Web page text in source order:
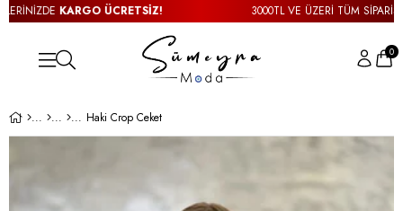
KARGO ÜCRETSİZ! 3000TL VE ÜZERİ TÜM
0
Haki Crop Ceket